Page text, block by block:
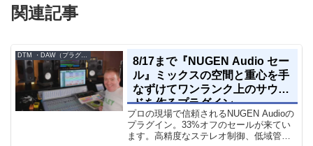
関連記事
8/17まで『NUGEN Audio セー
ル』ミックスの空間と重心を手
なずけてワンランク上のサウン
ドを作るプラグイン
プロの現場で信頼されるNUGEN Audioの
プラグイン。33%オフのセールが来てい
ます。高精度なステレオ制御、低域管